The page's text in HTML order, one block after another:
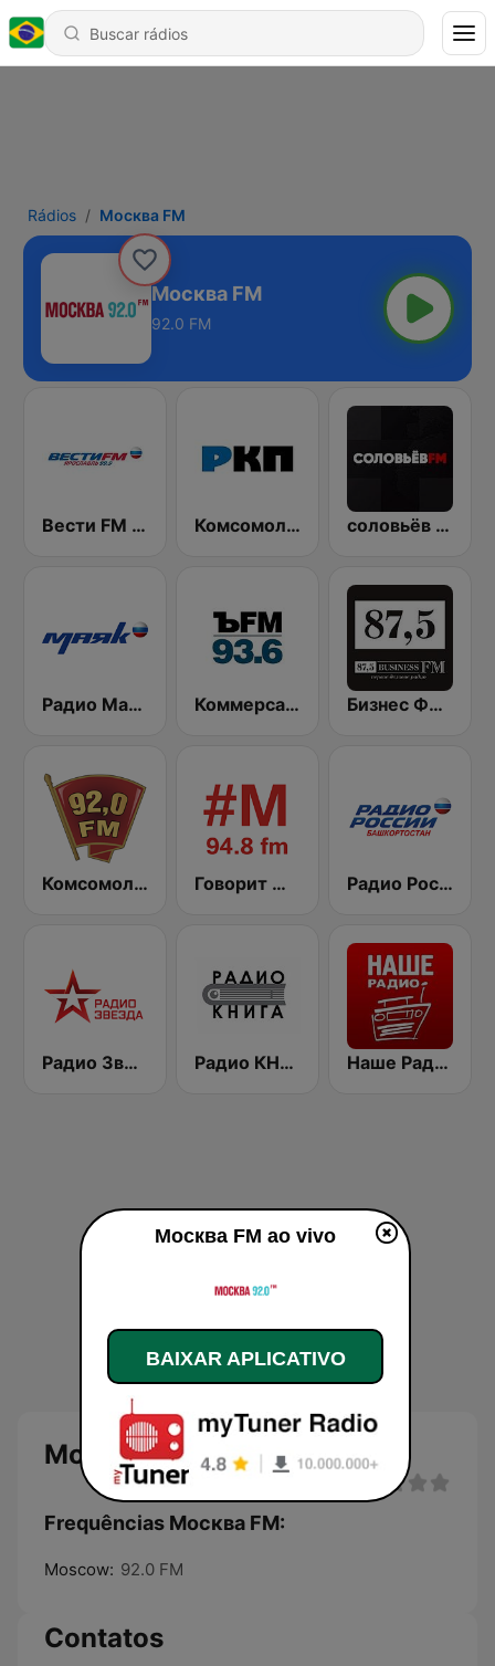
Rádios Москва FM
Москва FM
92.0 FM
Вести FM (Vesti FM) Комсомольская правда (Komsomolskaya pravda) соловьёв FM (Solovyov FM)
Радио Маяк (Radio Mayak) Коммерсантъ 93.6 (Kommersant FM) Бизнес ФМ (Business FM)
Комсомольская правда - Санкт-Петербург (Komsomolskaya Pravda - St. Petersburg) Говорит Москва (Govorit Moskva) 94.8 FM Радио России (Radio Rossii) Вести Vesti
Радио Звезда 95.6 FM (Radio Zvezda) Радио КНИГА Наше Радио (Radio Nashe)
Москва FM
Frequências Москва FM:
Moscow: 92.0 FM
Contatos
Москва FM ao vivo
BAIXAR APLICATIVO